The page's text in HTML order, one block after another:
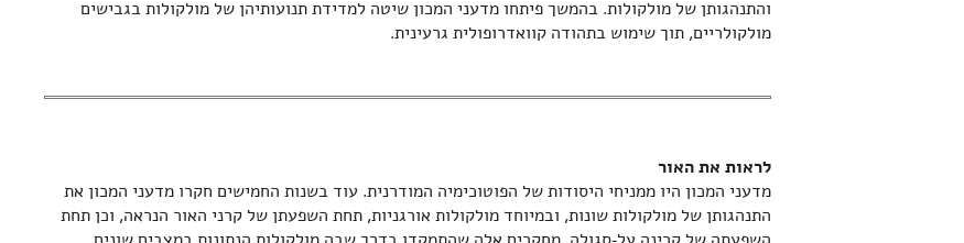
והתנהגותן של מולקולות. בהמשך פיתחו מדעני המכון שיטה למדידת תנועותיהן של מולקולות בגבישים
מולקולריים, תוך שימוש בתהודה קוואדרופולית גרעינית.
לראות את האור
מדעני המכון היו ממניחי היסודות של הפוטוכימיה המודרנית. עוד בשנות החמישים חקרו מדעני המכון את
התנהגותן של מולקולות שונות, ובמיוחד מולקולות אורגניות, תחת השפעתן של קרני האור הנראה, וכן תחת